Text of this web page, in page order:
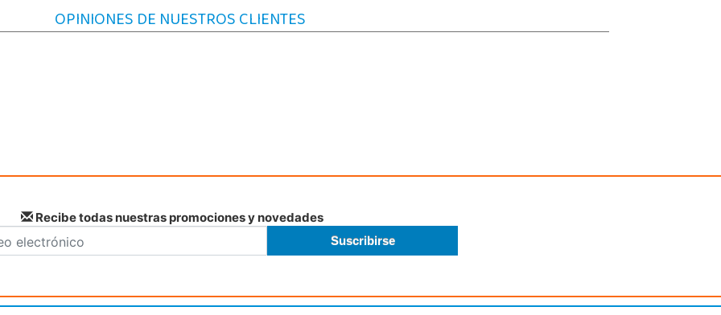
POCAS UNIDADES POCAS UNIDADES
OPINIONES DE NUESTROS CLIENTES
Recibe todas nuestras promociones y novedades